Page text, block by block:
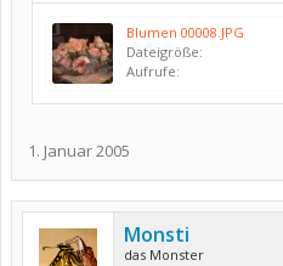
Blumen 00008.JPG
Dateigröße:
Aufrufe:
1. Januar 2005
Monsti
das Monster